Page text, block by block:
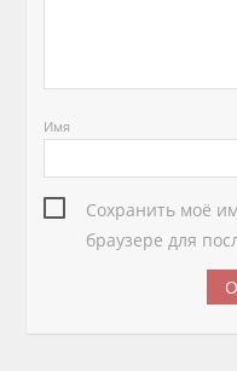
Имя
Сохранить моё
браузере для